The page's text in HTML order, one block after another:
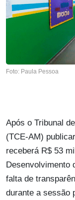
Foto: Paula Pessoa
Após o Tribunal
(TCE-AM)
receberá R$ 53
Desenvolvimento
falta de
durante a sessão